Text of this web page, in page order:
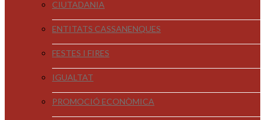
CIUTADANIA
ENTITATS CASSANENQUES
FESTES I FIRES
IGUALTAT
PROMOCIÓ ECONÒMICA